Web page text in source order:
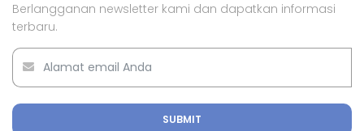
Berlangganan newsletter kami dan dapatkan informasi
terbaru.
SUBMIT